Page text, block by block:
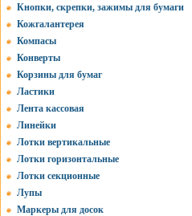
Кнопки, скрепки, зажимы для бумаги
Кожгалантерея
Компасы
Конверты
Корзины для бумаг
Ластики
Лента кассовая
Линейки
Лотки вертикальные
Лотки горизонтальные
Лотки секционные
Лупы
Маркеры для досок